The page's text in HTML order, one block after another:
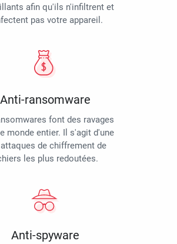
afin qu'ils n'infiltrent et
pas votre appareil.
Anti-ransomware
font des ravages
monde entier. Il s'agit d'une
de chiffrement de
les plus redoutées.
Anti-spyware